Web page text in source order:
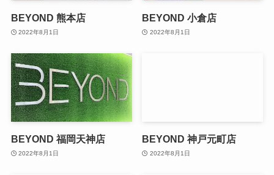
BEYOND 熊本店
2022年8月1日
BEYOND 小倉店
2022年8月1日
BEYOND 福岡天神店
2022年8月1日
BEYOND 神戸元町店
2022年8月1日